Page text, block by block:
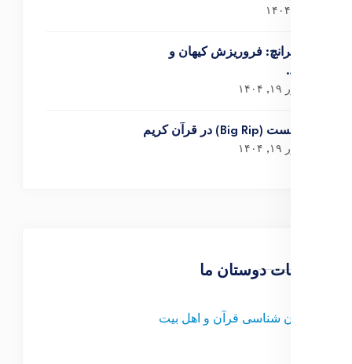
بیگ کرانچ: فروریزش کیهان و
نقش…
شهریور ۱۹, ۱۴۰۴
مِه‌گسست (Big Rip) در قرآن کریم
شهریور ۱۹, ۱۴۰۴
صفحات دوستان ما
کیهان شناسی قرآن و اهل بیت